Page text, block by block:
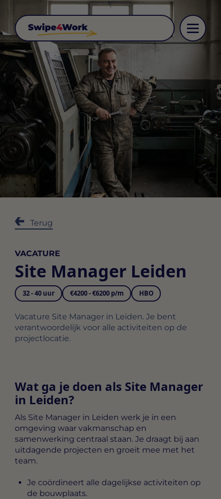
Terug
VACATURE
Site Manager Leiden
32 - 40 uur €4200 - €6200 p/m HBO
Vacature Site Manager in Leiden. Je bent
verantwoordelijk voor alle activiteiten op de
projectlocatie.
Wat ga je doen als Site Manager
in Leiden?
Als Site Manager in Leiden werk je in een
omgeving waar vakmanschap en
samenwerking centraal staan. Je draagt bij aan
uitdagende projecten en groeit mee met het
team.
Je coördineert alle dagelijkse activiteiten op
de bouwplaats.